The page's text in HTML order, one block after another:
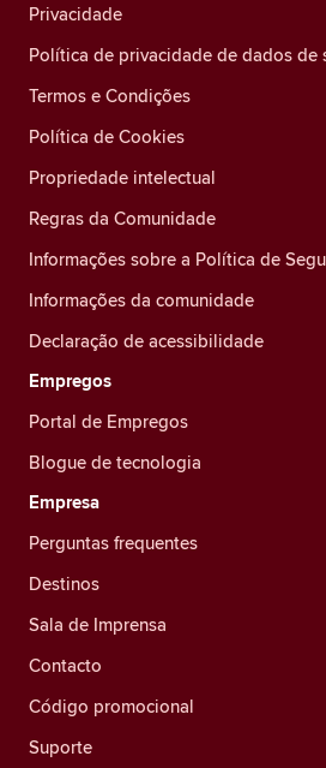
Privacidade
Política de privacidade de dados de
Termos e Condições
Política de Cookies
Propriedade intelectual
Regras da Comunidade
Informações sobre a Política de
Informações da comunidade
Declaração de acessibilidade
Empregos
Portal de Empregos
Blogue de tecnologia
Empresa
Perguntas frequentes
Destinos
Sala de Imprensa
Contacto
Código promocional
Suporte